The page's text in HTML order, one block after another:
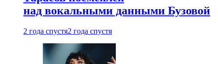
над вокальными данными Бузовой
2 года спустя2 года спустя